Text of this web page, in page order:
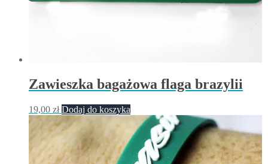
Zawieszka bagażowa flaga brazylii
19,00 zł Dodaj do koszyka